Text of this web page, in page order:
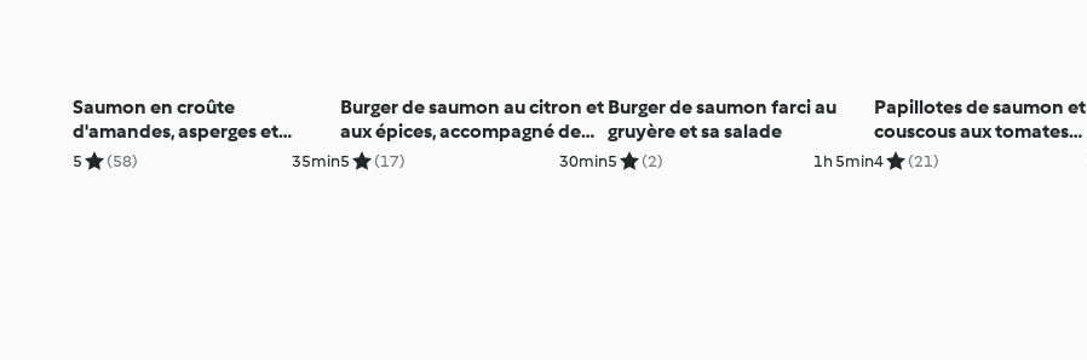
Saumon en croûte
d'amandes, asperges et
tagliatelles
5 (58) 35min
Burger de saumon au citron et
aux épices, accompagné de
courgettes au parmesan
5 (17) 30min
Burger de saumon farci au
gruyère et sa salade
5 (2) 1h 5min
Papillotes de saumon et
couscous aux tomates
séchées
4 (21)